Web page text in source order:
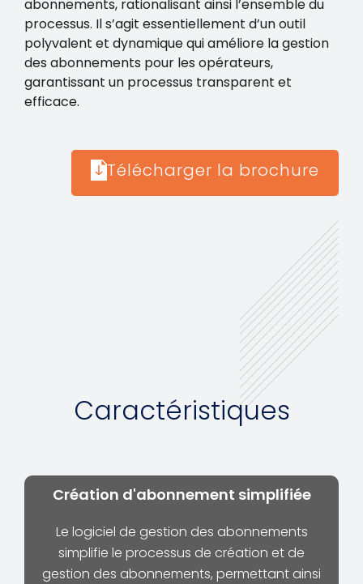
abonnements, rationalisant ainsi l’ensemble du
processus. Il s’agit essentiellement d’un outil
polyvalent et dynamique qui améliore la gestion
des abonnements pour les opérateurs,
garantissant un processus transparent et
efficace.
Télécharger la brochure
Caractéristiques
Création d'abonnement simplifiée
Le logiciel de gestion des abonnements
simplifie le processus de création et de
gestion des abonnements, permettant ainsi